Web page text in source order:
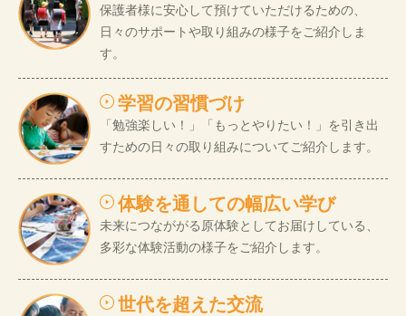
保護者様に安心して預けていただけるための、
日々のサポートや取り組みの様子をご紹介しま
す。
学習の習慣づけ
「勉強楽しい！」「もっとやりたい！」を引き出
すための日々の取り組みについてご紹介します。
体験を通しての幅広い学び
未来につなががる原体験としてお届けしている、
多彩な体験活動の様子をご紹介します。
世代を超えた交流